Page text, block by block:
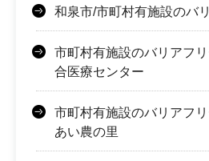
和泉市/市町村有施設のバ
市町村有施設のバリアフ
合医療センター
市町村有施設のバリアフ
あい農の里